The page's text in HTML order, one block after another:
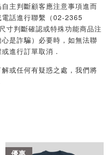
主判斷顧客應注意事項進而
話進行聯繫（02-2365
判斷確認或特殊功能商品注
是詐騙）必要時，如無法聯
進行訂單取消．
或任何有疑惑之處，我們將
優惠